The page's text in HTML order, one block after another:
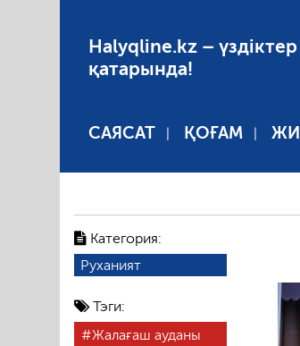
Halyqline.kz – үздіктер
қатарында!
САЯСАТ ҚОҒАМ ЖИ
Категория:
Руханият
Тэги:
Жалағаш ауданы